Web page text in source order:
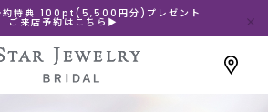
約特典 100pt(5,500円分)プレゼント
ご来店予約はこちら▶